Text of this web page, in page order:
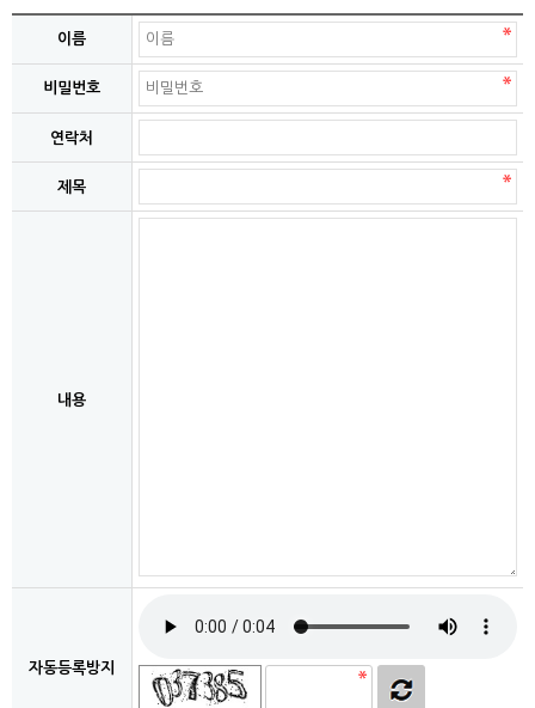
이름
비밀번호
연락처
제목
내용
자동등록방지